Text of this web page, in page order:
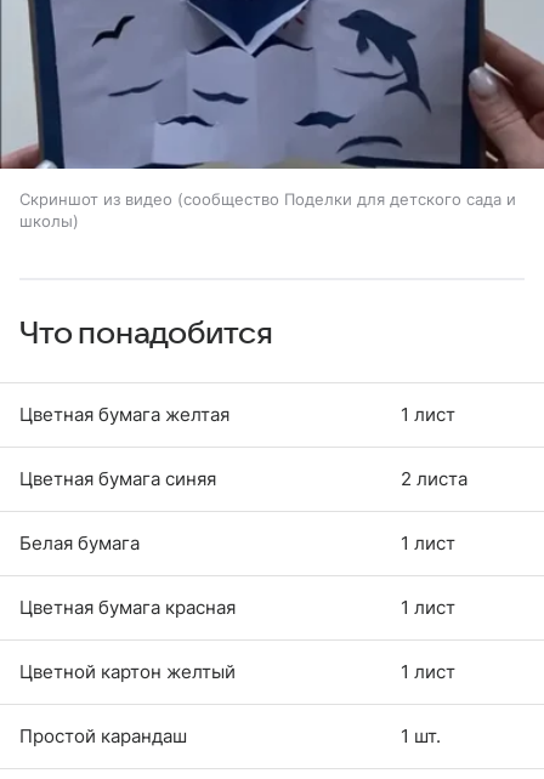
Скриншот из видео (сообщество Поделки для детского сада и
школы)
Что понадобится
Цветная бумага желтая 1 лист
Цветная бумага синяя 2 листа
Белая бумага 1 лист
Цветная бумага красная 1 лист
Цветной картон желтый 1 лист
Простой карандаш 1 шт.